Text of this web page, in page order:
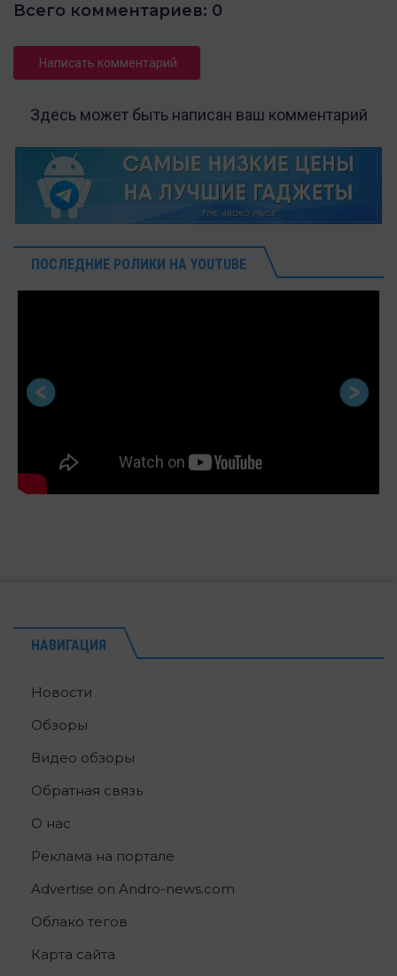
Всего комментариев: 0
Написать комментарий
Здесь может быть написан ваш комментарий
ПОСЛЕДНИЕ РОЛИКИ НА YOUTUBE
НАВИГАЦИЯ
Новости
Обзоры
Видео обзоры
Обратная связь
О нас
Реклама на портале
Advertise on Andro-news.com
Облако тегов
Карта сайта